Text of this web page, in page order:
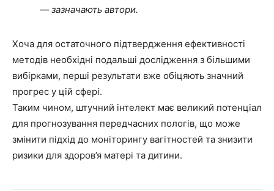
— зазначають автори.
Хоча для остаточного підтвердження ефективності
методів необхідні подальші дослідження з більшими
вибірками, перші результати вже обіцяють значний
прогрес у цій сфері.
Таким чином, штучний інтелект має великий потенціал
для прогнозування передчасних пологів, що може
змінити підхід до моніторингу вагітностей та знизити
ризики для здоров’я матері та дитини.